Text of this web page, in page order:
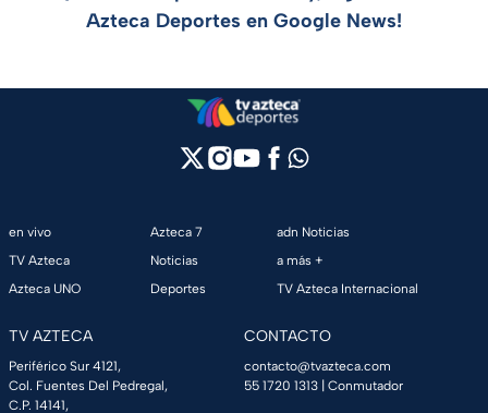
Azteca Deportes en Google News!
en vivo
TV Azteca
Azteca UNO
Azteca 7
Noticias
Deportes
adn Noticias
a más +
TV Azteca Internacional
TV AZTECA
Periférico Sur 4121,
Col. Fuentes Del Pedregal,
C.P. 14141,
CONTACTO
contacto@tvazteca.com
55 1720 1313 | Conmutador